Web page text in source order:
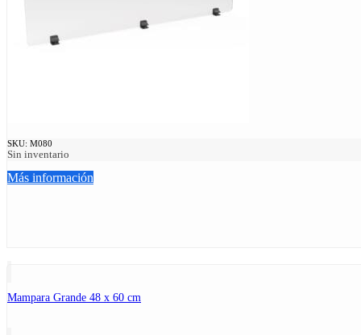
SKU: M080
Sin inventario
Más información
Mampara Grande 48 x 60 cm